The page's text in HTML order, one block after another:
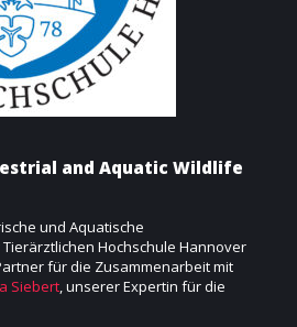
and Aquatic Wildlife
und Aquatische
Hochschule Hannover
für die Zusammenarbeit mit
Siebert, unserer Expertin für die